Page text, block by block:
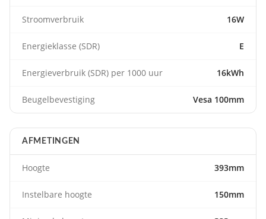
Stroomverbruik 16W
Energieklasse (SDR) E
Energieverbruik (SDR) per 1000 uur 16kWh
Beugelbevestiging Vesa 100mm
AFMETINGEN
Hoogte 393mm
Instelbare hoogte 150mm